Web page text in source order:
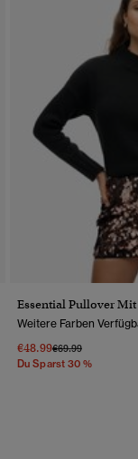
Essential Pullover Mit
Weitere Farben
€48.99Preis Wurde
€69.99Bis
Du Sparst 30 %